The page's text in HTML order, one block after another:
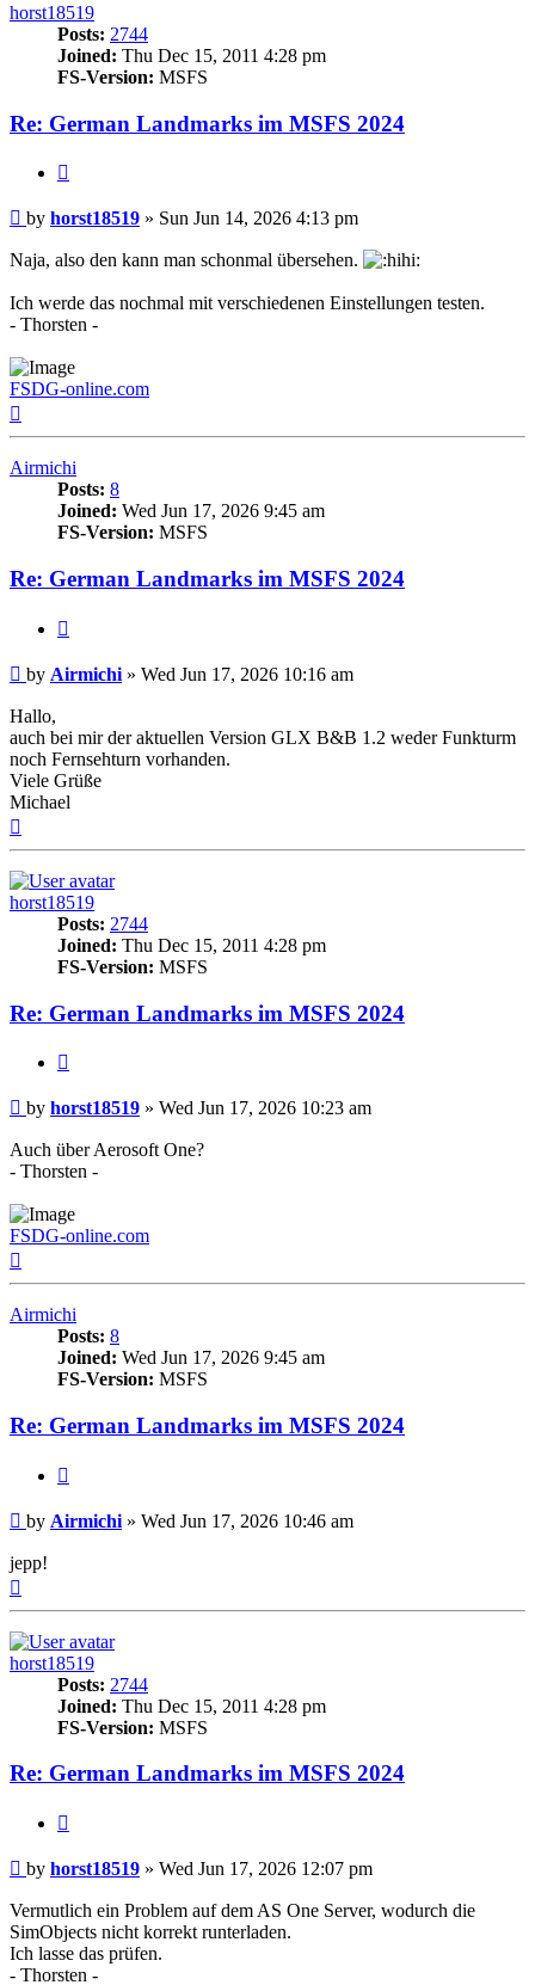
horst18519
Posts: 2744
Joined: Thu Dec 15, 2011 4:28 pm
FS-Version: MSFS
Re: German Landmarks im MSFS 2024
Post
by horst18519 » Sun Jun 14, 2026 4:13 pm
Naja, also den kann man schonmal übersehen.
Ich werde das nochmal mit verschiedenen Einstellungen testen.
- Thorsten -
FSDG-online.com
Airmichi
Posts: 8
Joined: Wed Jun 17, 2026 9:45 am
FS-Version: MSFS
Re: German Landmarks im MSFS 2024
Post
by Airmichi » Wed Jun 17, 2026 10:16 am
Hallo,
auch bei mir der aktuellen Version GLX B&B 1.2 weder Funkturm
noch Fernsehturn vorhanden.
Viele Grüße
Michael
horst18519
Posts: 2744
Joined: Thu Dec 15, 2011 4:28 pm
FS-Version: MSFS
Re: German Landmarks im MSFS 2024
Post
by horst18519 » Wed Jun 17, 2026 10:23 am
Auch über Aerosoft One?
- Thorsten -
FSDG-online.com
Airmichi
Posts: 8
Joined: Wed Jun 17, 2026 9:45 am
FS-Version: MSFS
Re: German Landmarks im MSFS 2024
Post
by Airmichi » Wed Jun 17, 2026 10:46 am
jepp!
horst18519
Posts: 2744
Joined: Thu Dec 15, 2011 4:28 pm
FS-Version: MSFS
Re: German Landmarks im MSFS 2024
Post
by horst18519 » Wed Jun 17, 2026 12:07 pm
Vermutlich ein Problem auf dem AS One Server, wodurch die
SimObjects nicht korrekt runterladen.
Ich lasse das prüfen.
- Thorsten -